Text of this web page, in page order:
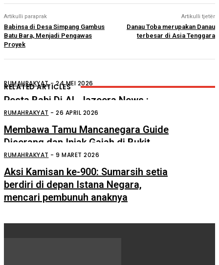
Artikulli paraprak
Babinsa di Desa Simpang Gambus
Batu Bara, Menjadi Pengawas
Proyek
Artikulli tjetër
Danau Toba merupakan Danau
terbesar di Asia Tenggara
RELATED ARTICLES
RUMAHRAKYAT - 24 MEI 2026
Pesta Babi Di AL Jazeera News :
Pesta Babi Go International
RUMAHRAKYAT - 26 APRIL 2026
Membawa Tamu Mancanegara Guide
Diserang dan Injak Gajah di Bukit
Lawang
RUMAHRAKYAT - 9 MARET 2026
Aksi Kamisan ke-900: Sumarsih setia
berdiri di depan Istana Negara,
mencari pembunuh anaknya